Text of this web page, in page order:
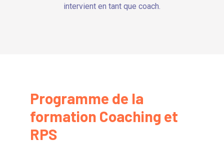
intervient en tant que coach.
Programme de la
formation Coaching et
RPS